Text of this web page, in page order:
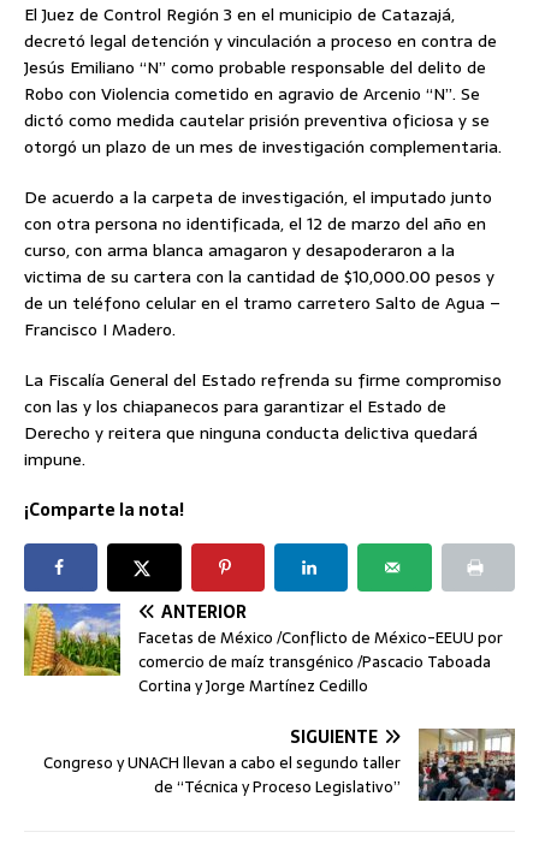
El Juez de Control Región 3 en el municipio de Catazajá,
decretó legal detención y vinculación a proceso en contra de
Jesús Emiliano “N” como probable responsable del delito de
Robo con Violencia cometido en agravio de Arcenio “N”. Se
dictó como medida cautelar prisión preventiva oficiosa y se
otorgó un plazo de un mes de investigación complementaria.
De acuerdo a la carpeta de investigación, el imputado junto
con otra persona no identificada, el 12 de marzo del año en
curso, con arma blanca amagaron y desapoderaron a la
victima de su cartera con la cantidad de $10,000.00 pesos y
de un teléfono celular en el tramo carretero Salto de Agua –
Francisco I Madero.
La Fiscalía General del Estado refrenda su firme compromiso
con las y los chiapanecos para garantizar el Estado de
Derecho y reitera que ninguna conducta delictiva quedará
impune.
¡Comparte la nota!
ANTERIOR
Facetas de México /Conflicto de México-EEUU por
comercio de maíz transgénico /Pascacio Taboada
Cortina y Jorge Martínez Cedillo
SIGUIENTE
Congreso y UNACH llevan a cabo el segundo taller
de “Técnica y Proceso Legislativo”